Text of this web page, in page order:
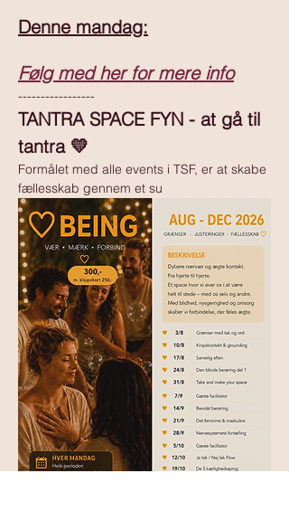
Denne mandag:
Følg med her for mere info
-----------------
TANTRA SPACE FYN - at gå til
tantra 💛
Formålet med alle events i TSF, er at skabe
fællesskab gennem et su